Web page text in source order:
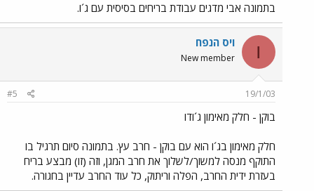
בתמונה אבי מדגים עבודת בריחים בסיסית עם ג´ו.
ו ויס הנפח
New member
19/1/03
#5
בוקן - חלק מאימון ג´ודו
חלק מאימון בג´ו הוא עם בוקן - חרב עץ. בתמונה סיום תרגיל בו
התוקף מנסה למשוך/לשלוך את חרב המגן, וזה (זו) מבצע בריח
בעזרת ידית החרב, הפלה וריתוק, כל עוד החרב עדיין בחגורה.